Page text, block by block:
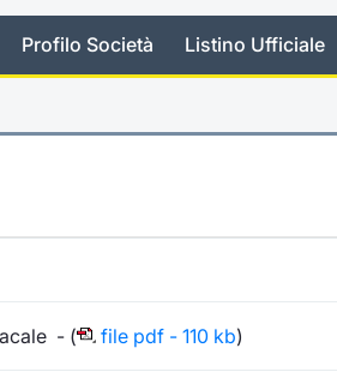
Profilo Società Listino Ufficiale
- ( file pdf - 110 kb)